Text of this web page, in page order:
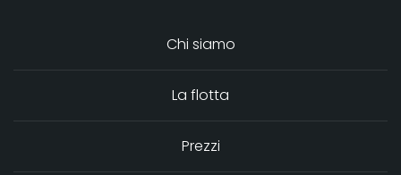
Chi siamo
La flotta
Prezzi